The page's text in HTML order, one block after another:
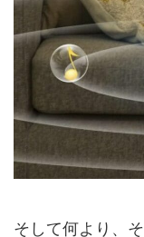
そして何より、